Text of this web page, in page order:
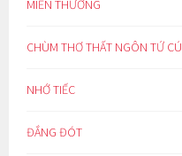
MIỀN THƯƠNG
CHÙM THƠ THẤT NGÔN TỨ CÚ
NHỚ TIẾC
ĐẮNG ĐÓT